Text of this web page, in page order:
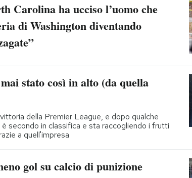
Carolina ha ucciso l’uomo che
di Washington diventando
stato così in alto (da quella
della Premier League, e dopo qualche
secondo in classifica e sta raccogliendo i frutti
a quell'impresa
gol su calcio di punizione